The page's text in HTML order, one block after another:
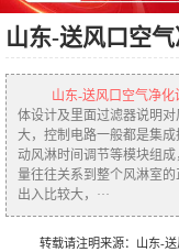
山东-送风口空
山东-送风口空气净化
体设计及里面过滤器说明
大，控制电路一般都是集
动风淋时间调节等模块组
量往往关系到整个风淋室
出入比较大，···
转载请注明来源： 山东-